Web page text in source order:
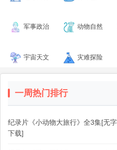
军事政治 动物自然
宇宙天文 灾难探险
一周热门排行
纪录片《小动物大旅行》全3集[无
下载]